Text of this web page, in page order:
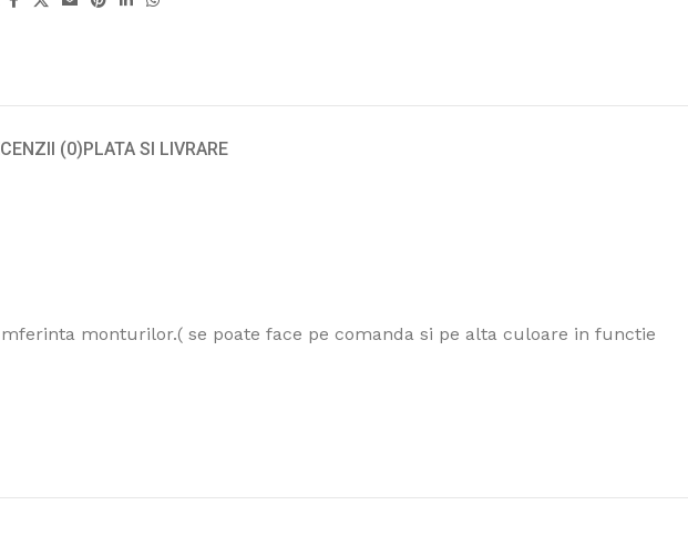
(0)PLATA SI LIVRARE
monturilor.( se poate face pe comanda si pe alta culoare in functie